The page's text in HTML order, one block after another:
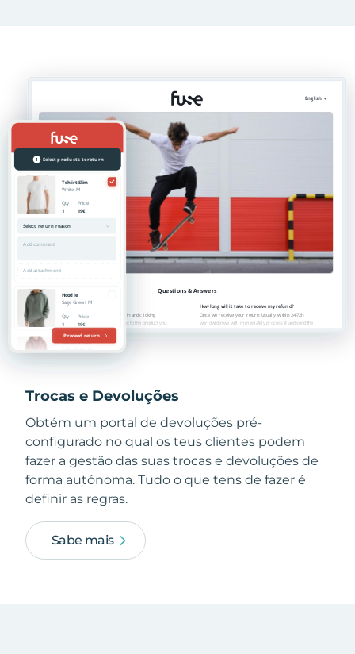
Trocas e Devoluções
Obtém um portal de devoluções pré-
configurado no qual os teus clientes podem
fazer a gestão das suas trocas e devoluções de
forma autónoma. Tudo o que tens de fazer é
definir as regras.
Sabe mais